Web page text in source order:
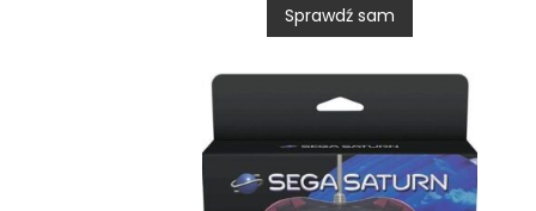
o
u
t
Sprawdź sam